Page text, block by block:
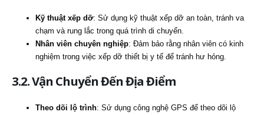
Kỹ thuật xếp dỡ: Sử dụng kỹ thuật xếp dỡ an toàn, tránh va
chạm và rung lắc trong quá trình di chuyển.
Nhân viên chuyên nghiệp: Đảm bảo rằng nhân viên có kinh
nghiệm trong việc xếp dỡ thiết bị y tế để tránh hư hỏng.
3.2. Vận Chuyển Đến Địa Điểm
Theo dõi lộ trình: Sử dụng công nghệ GPS để theo dõi lộ